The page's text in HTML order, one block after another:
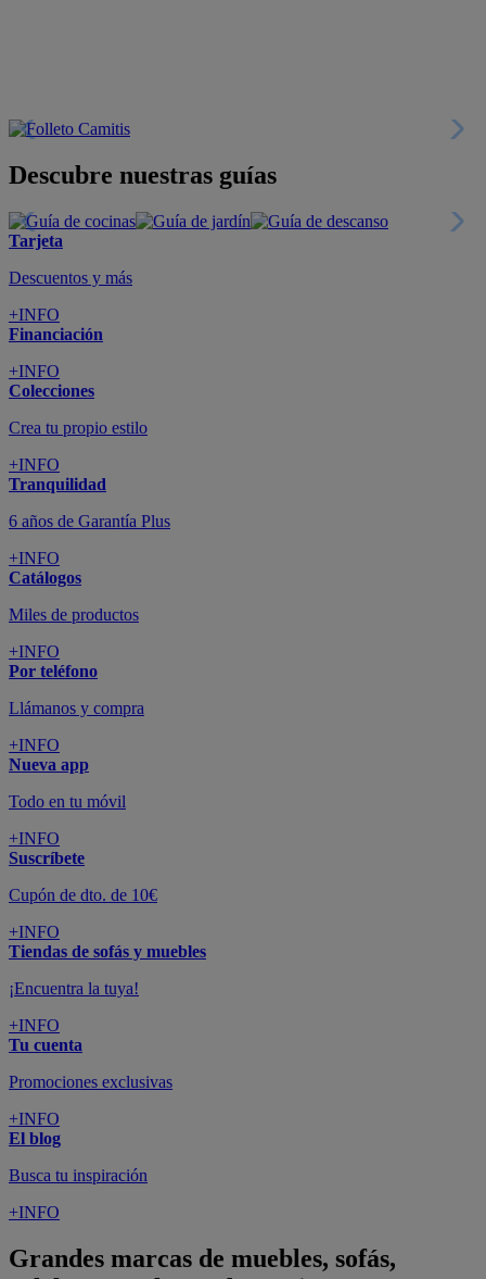
Descubre nuestras guías
Tarjeta
Descuentos y más
+INFO
Financiación
+INFO
Colecciones
Crea tu propio estilo
+INFO
Tranquilidad
6 años de Garantía Plus
+INFO
Catálogos
Miles de productos
+INFO
Por teléfono
Llámanos y compra
+INFO
Nueva app
Todo en tu móvil
+INFO
Suscríbete
Cupón de dto. de 10€
+INFO
Tiendas de sofás y muebles
¡Encuentra la tuya!
+INFO
Tu cuenta
Promociones exclusivas
+INFO
El blog
Busca tu inspiración
+INFO
Grandes marcas de muebles, sofás,